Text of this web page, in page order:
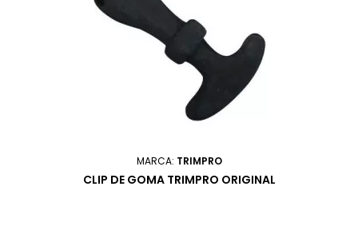
MARCA: TRIMPRO
CLIP DE GOMA TRIMPRO ORIGINAL